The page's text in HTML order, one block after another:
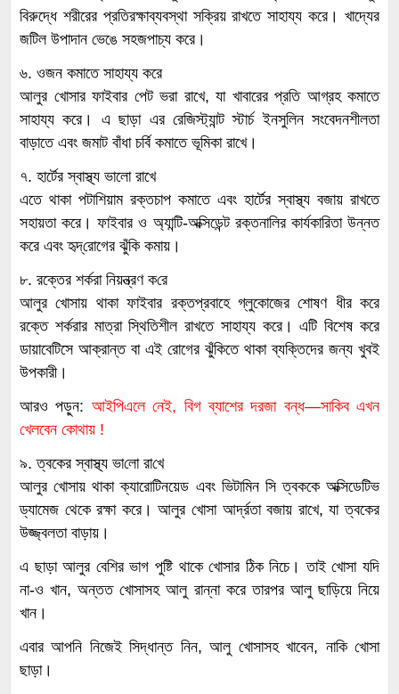
বিরুদ্ধে শরীরের প্রতিরক্ষাব্যবস্থা সক্রিয় রাখতে সাহায্য করে। খাদ্যের
জটিল উপাদান ভেঙে সহজপাচ্য করে।
৬. ওজন কমাতে সাহায্য করে
আলুর খোসার ফাইবার পেট ভরা রাখে, যা খাবারের প্রতি আগ্রহ কমাতে
সাহায্য করে। এ ছাড়া এর রেজিস্ট্যান্ট স্টার্চ ইনসুলিন সংবেদনশীলতা
বাড়াতে এবং জমাট বাঁধা চর্বি কমাতে ভূমিকা রাখে।
৭. হার্টের স্বাস্থ্য ভালো রাখে
এতে থাকা পটাশিয়াম রক্তচাপ কমাতে এবং হার্টের স্বাস্থ্য বজায় রাখতে
সহায়তা করে। ফাইবার ও অ্যান্টি-অক্সিডেন্ট রক্তনালির কার্যকারিতা উন্নত
করে এবং হৃদ্‌রোগের ঝুঁকি কমায়।
৮. রক্তের শর্করা নিয়ন্ত্রণ ক‌রে
আলুর খোসায় থাকা ফাইবার রক্তপ্রবাহে গ্লুকোজের শোষণ ধীর করে
রক্তে শর্করার মাত্রা স্থিতিশীল রাখতে সাহায্য করে। এটি বিশেষ করে
ডায়াবেটিসে আক্রান্ত বা এই রোগের ঝুঁকিতে থাকা ব্যক্তিদের জন্য খুবই
উপকারী।
আরও পড়ুন: আইপিএলে নেই, বিগ ব্যাশের দরজা বন্ধ—সাকিব এখন
খেলবেন কোথায় !
৯. ত্বকের স্বাস্থ্য ভা‌লো রা‌খে
আলুর খোসায় থাকা ক্যারোটিনয়েড এবং ভিটামিন সি ত্বককে অক্সিডেটিভ
ড্যামেজ থেকে রক্ষা করে। আলুর খোসা আর্দ্রতা বজায় রাখে, যা ত্বকের
উজ্জ্বলতা বাড়ায়।
এ ছাড়া আলুর বেশির ভাগ পুষ্টি থাকে খোসার ঠিক নিচে। তাই খোসা যদি
না-ও খান, অন্তত খোসাসহ আলু রান্না করে তারপর আলু ছাড়িয়ে নিয়ে
খান।
এবার আপ‌নি নিজেই সিদ্ধান্ত নিন, আলু খোসাসহ খাবেন, না‌কি খোসা
ছাড়া।